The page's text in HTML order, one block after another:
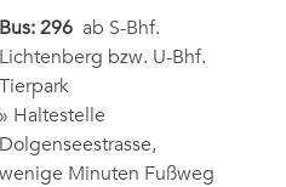
Bus: 296 ab S-Bhf.
Lichtenberg bzw. U-Bhf.
Tierpark
» Haltestelle
Dolgenseestrasse,
wenige Minuten Fußweg